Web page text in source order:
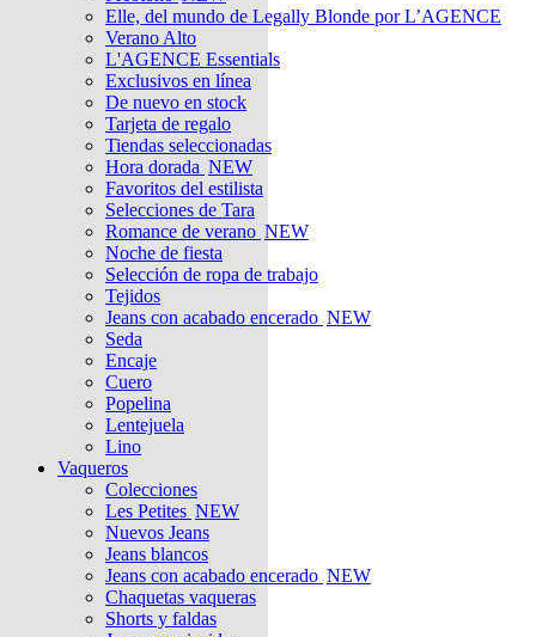
Elle, del mundo de Legally Blonde por L’AGENCE
Verano Alto
L'AGENCE Essentials
Exclusivos en línea
De nuevo en stock
Tarjeta de regalo
Tiendas seleccionadas
Hora dorada NEW
Favoritos del estilista
Selecciones de Tara
Romance de verano NEW
Noche de fiesta
Selección de ropa de trabajo
Tejidos
Jeans con acabado encerado NEW
Seda
Encaje
Cuero
Popelina
Lentejuela
Lino
Vaqueros
Colecciones
Les Petites NEW
Nuevos Jeans
Jeans blancos
Jeans con acabado encerado NEW
Chaquetas vaqueras
Shorts y faldas